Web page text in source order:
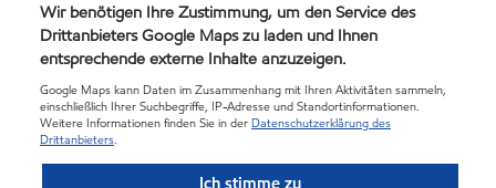
Wir benötigen Ihre Zustimmung, um den Service des
Drittanbieters Google Maps zu laden und Ihnen
entsprechende externe Inhalte anzuzeigen.
Google Maps kann Daten im Zusammenhang mit Ihren Aktivitäten sammeln,
einschließlich Ihrer Suchbegriffe, IP-Adresse und Standortinformationen.
Weitere Informationen finden Sie in der Datenschutzerklärung des
Drittanbieters.